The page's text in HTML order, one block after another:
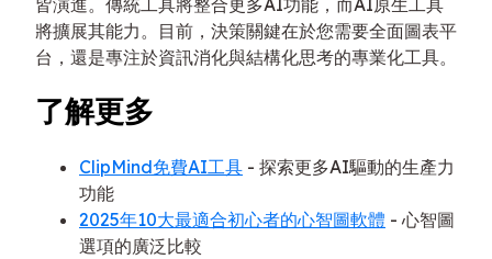
將擴展其能力。目前，決策關鍵在於您需要全面圖表平
台，還是專注於資訊消化與結構化思考的專業化工具。
了解更多
ClipMind免費AI工具 - 探索更多AI驅動的生產力
功能
2025年10大最適合初心者的心智圖軟體 - 心智圖
選項的廣泛比較